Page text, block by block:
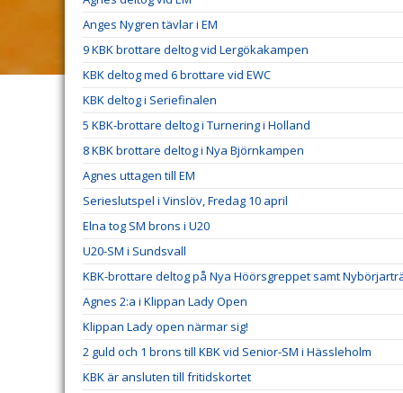
Anges Nygren tävlar i EM
9 KBK brottare deltog vid Lergökakampen
KBK deltog med 6 brottare vid EWC
KBK deltog i Seriefinalen
5 KBK-brottare deltog i Turnering i Holland
8 KBK brottare deltog i Nya Björnkampen
Agnes uttagen till EM
Serieslutspel i Vinslöv, Fredag 10 april
Elna tog SM brons i U20
U20-SM i Sundsvall
KBK-brottare deltog på Nya Höörsgreppet samt
Agnes 2:a i Klippan Lady Open
Klippan Lady open närmar sig!
2 guld och 1 brons till KBK vid Senior-SM i Hässleholm
KBK är ansluten till fritidskortet